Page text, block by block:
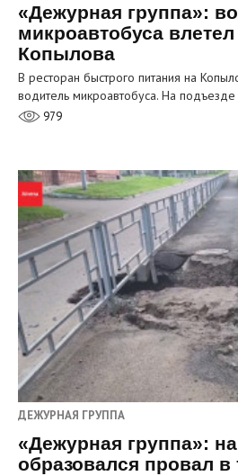
«Дежурная группа»:
микроавтобуса
Копылова
В ресторан быстрого питания на
водитель микроавтобуса. На
979
ДЕЖУРНАЯ ГРУППА
«Дежурная группа»:
образовался провал в